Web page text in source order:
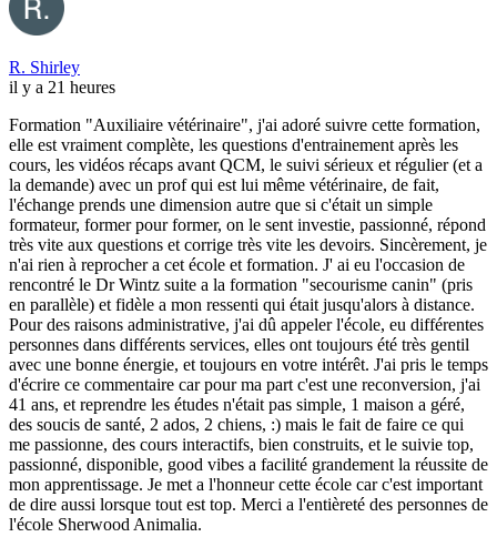
R. Shirley
il y a 21 heures
Formation "Auxiliaire vétérinaire", j'ai adoré suivre cette formation,
elle est vraiment complète, les questions d'entrainement après les
cours, les vidéos récaps avant QCM, le suivi sérieux et régulier (et a
la demande) avec un prof qui est lui même vétérinaire, de fait,
l'échange prends une dimension autre que si c'était un simple
formateur, former pour former, on le sent investie, passionné, répond
très vite aux questions et corrige très vite les devoirs. Sincèrement, je
n'ai rien à reprocher a cet école et formation. J' ai eu l'occasion de
rencontré le Dr Wintz suite a la formation "secourisme canin" (pris
en parallèle) et fidèle a mon ressenti qui était jusqu'alors à distance.
Pour des raisons administrative, j'ai dû appeler l'école, eu différentes
personnes dans différents services, elles ont toujours été très gentil
avec une bonne énergie, et toujours en votre intérêt. J'ai pris le temps
d'écrire ce commentaire car pour ma part c'est une reconversion, j'ai
41 ans, et reprendre les études n'était pas simple, 1 maison a géré,
des soucis de santé, 2 ados, 2 chiens, :) mais le fait de faire ce qui
me passionne, des cours interactifs, bien construits, et le suivie top,
passionné, disponible, good vibes a facilité grandement la réussite de
mon apprentissage. Je met a l'honneur cette école car c'est important
de dire aussi lorsque tout est top. Merci a l'entièreté des personnes de
l'école Sherwood Animalia.